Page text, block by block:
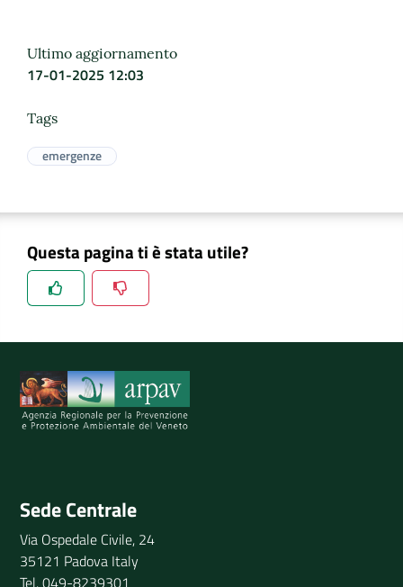
Ultimo aggiornamento
17-01-2025 12:03
Tags
emergenze
Questa pagina ti è stata utile?
Spiegaci perchè, e aiutaci a migliorare il servizio
Sede Centrale
Via Ospedale Civile, 24
35121 Padova Italy
Tel. 049-8239301